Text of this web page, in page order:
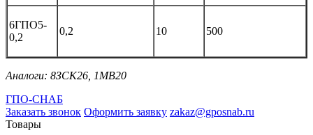
6ГПО5-
0,2
0,2 10 500
Аналоги: 8ЗСК26, 1МВ20
ГПО-СНАБ
Заказать звонок Оформить заявку zakaz@gposnab.ru
Товары